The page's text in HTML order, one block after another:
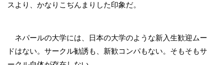
スより、かなりこぢんまりした印象だ。
ネパールの大学には、日本の大学のような新入生歓迎ムー
ドはない。サークル勧誘も、新歓コンパもない。そもそもサ